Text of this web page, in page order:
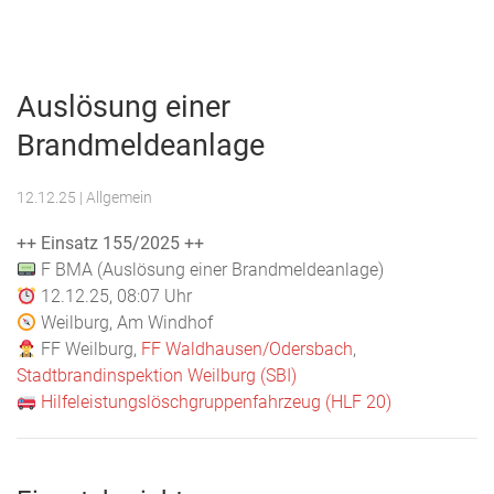
Weilburg
Auslösung einer
Brandmeldeanlage
12.12.25 | Allgemein
++ Einsatz 155/2025 ++
F BMA (Auslösung einer Brandmeldeanlage)
12.12.25, 08:07 Uhr
Weilburg, Am Windhof
FF Weilburg, FF Waldhausen/Odersbach,
Stadtbrandinspektion Weilburg (SBI)
Hilfeleistungslöschgruppenfahrzeug (HLF 20)